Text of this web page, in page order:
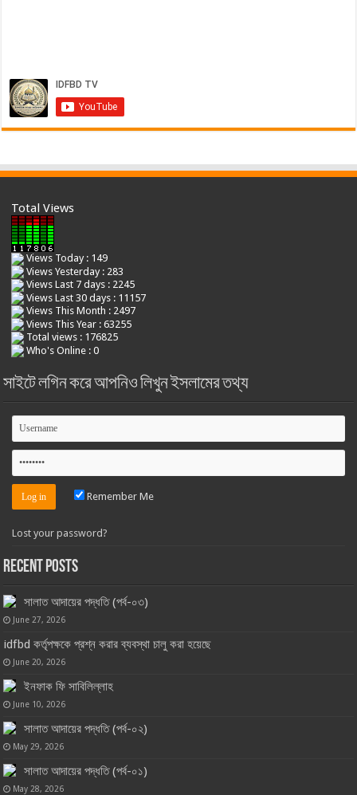
Total Views
Views Today : 149
Views Yesterday : 283
Views Last 7 days : 2245
Views Last 30 days : 11157
Views This Month : 2497
Views This Year : 63255
Total views : 176825
Who's Online : 0
সাইটে লগিন করে আপনিও লিখুন ইসলামের তথ্য
Remember Me
Lost your password?
Recent Posts
সালাত আদায়ের পদ্ধতি (পর্ব-০৩)
June 27, 2026
idfbd কর্তৃপক্ষকে প্রশ্ন করার ব্যবস্থা চালু করা হয়েছে
June 20, 2026
ইনফাক ফি সাবিলিল্লাহ
June 10, 2026
সালাত আদায়ের পদ্ধতি (পর্ব-০২)
May 29, 2026
সালাত আদায়ের পদ্ধতি (পর্ব-০১)
May 28, 2026